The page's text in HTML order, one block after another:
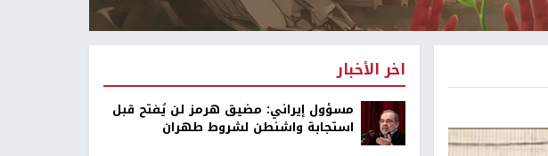
اخر الأخبار
مسؤول إيراني: مضيق هرمز لن يُفتح قبل
استجابة واشنطن لشروط طهران